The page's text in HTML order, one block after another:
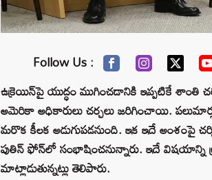
Follow Us :
ఉక్రెయిన్‌పై యుద్ధం ముగించడానికి ఇప్పటికే
అమెరికా అధికారులు చర్చలు జరిగించాయి.
మరొక కీలక అడుగుపడనుంది. ఇక ఇదే అంశంపై
పుతిన్ ఫోన్‌లో సంభాషించనున్నారు. ఇదే విషయాన్ని
మాట్లాడుతున్నట్లు తెలిపారు.